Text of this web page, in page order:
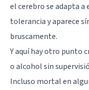
el cerebro se adapta a
tolerancia y aparece
bruscamente.
Y aquí hay otro punto
o alcohol sin
Incluso mortal en